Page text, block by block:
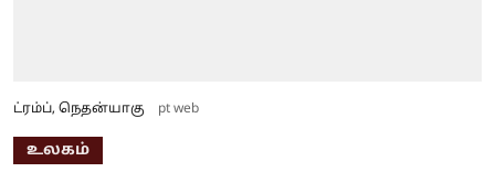
ட்ரம்ப், நெதன்யாகு pt web
உலகம்